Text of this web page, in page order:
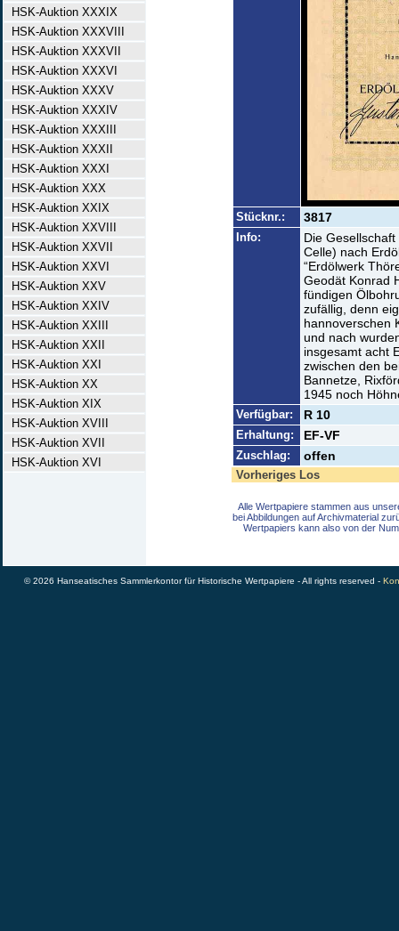
HSK-Auktion XXXIX
HSK-Auktion XXXVIII
HSK-Auktion XXXVII
HSK-Auktion XXXVI
HSK-Auktion XXXV
HSK-Auktion XXXIV
HSK-Auktion XXXIII
HSK-Auktion XXXII
HSK-Auktion XXXI
HSK-Auktion XXX
HSK-Auktion XXIX
HSK-Auktion XXVIII
HSK-Auktion XXVII
HSK-Auktion XXVI
HSK-Auktion XXV
HSK-Auktion XXIV
HSK-Auktion XXIII
HSK-Auktion XXII
HSK-Auktion XXI
HSK-Auktion XX
HSK-Auktion XIX
HSK-Auktion XVIII
HSK-Auktion XVII
HSK-Auktion XVI
Stücknr.: 3817
Info:
Die
Celle) nach
“Erdölwerk
Geodät Konrad
fündigen
zufällig, denn
hannoverschen
und nach
insgesamt acht
zwischen den
Bannetze,
1945 noch
Verfügbar: R 10
Erhaltung: EF-VF
Zuschlag: offen
Vorheriges Los
Alle Wertpapiere stammen aus
bei Abbildungen auf Archivmaterial
Wertpapiers kann also von der
© 2026 Hanseatisches Sammlerkontor für Historische Wertpapiere - All rights reserved -